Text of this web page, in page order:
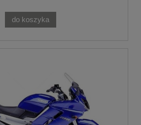
do koszyka